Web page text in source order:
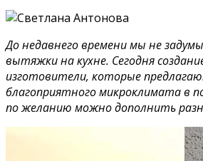
До недавнего времени мы не
вытяжки на кухне. Сегодня
изготовители, которые
благоприятного микроклимата в
по желанию можно дополнить